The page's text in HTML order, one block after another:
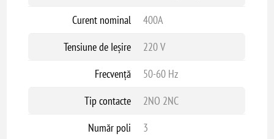
Curent nominal
400A
Tensiune de Ieșire
220 V
Frecvență
50-60 Hz
Tip contacte
2NO 2NC
Număr poli
3